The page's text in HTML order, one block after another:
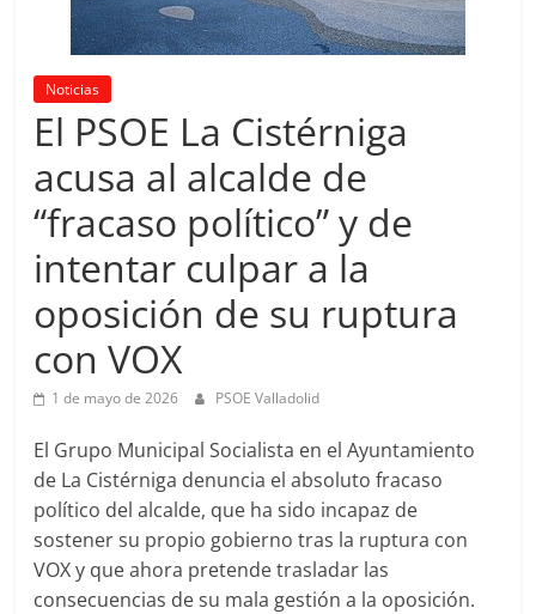
Noticias
El PSOE La Cistérniga
acusa al alcalde de
“fracaso político” y de
intentar culpar a la
oposición de su ruptura
con VOX
1 de mayo de 2026 PSOE Valladolid
El Grupo Municipal Socialista en el Ayuntamiento
de La Cistérniga denuncia el absoluto fracaso
político del alcalde, que ha sido incapaz de
sostener su propio gobierno tras la ruptura con
VOX y que ahora pretende trasladar las
consecuencias de su mala gestión a la oposición.